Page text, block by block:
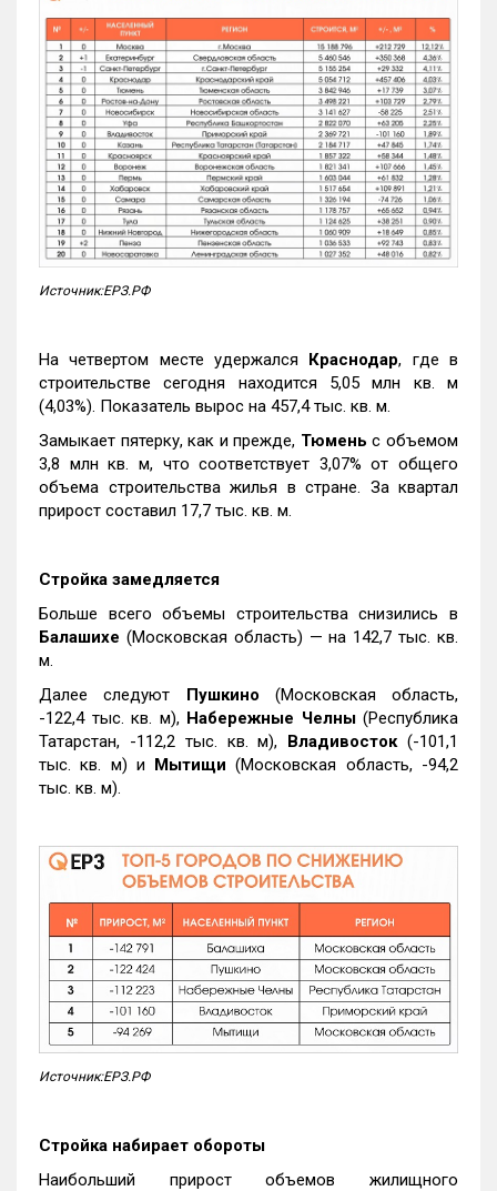
Источник:ЕРЗ.РФ
На четвертом месте удержался Краснодар, где в
строительстве сегодня находится 5,05 млн кв. м
(4,03%). Показатель вырос на 457,4 тыс. кв. м.
Замыкает пятерку, как и прежде, Тюмень с объемом
3,8 млн кв. м, что соответствует 3,07% от общего
объема строительства жилья в стране. За квартал
прирост составил 17,7 тыс. кв. м.
Стройка замедляется
Больше всего объемы строительства снизились в
Балашихе (Московская область) — на 142,7 тыс. кв.
м.
Далее следуют Пушкино (Московская область,
-122,4 тыс. кв. м), Набережные Челны(Республика
Татарстан, -112,2 тыс. кв. м), Владивосток(-101,1
тыс. кв. м) и Мытищи (Московская область, -94,2
тыс. кв. м).
Источник:ЕРЗ.РФ
Стройка набирает обороты
Наибольший прирост объемов жилищного